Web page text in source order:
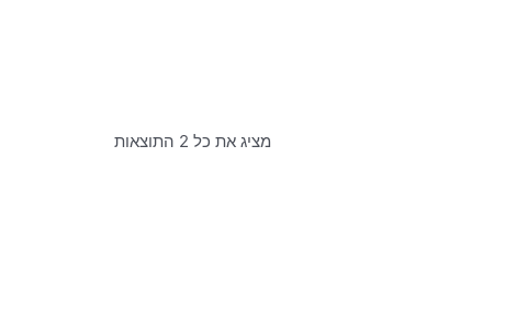
מציג את כל 2 התוצאות